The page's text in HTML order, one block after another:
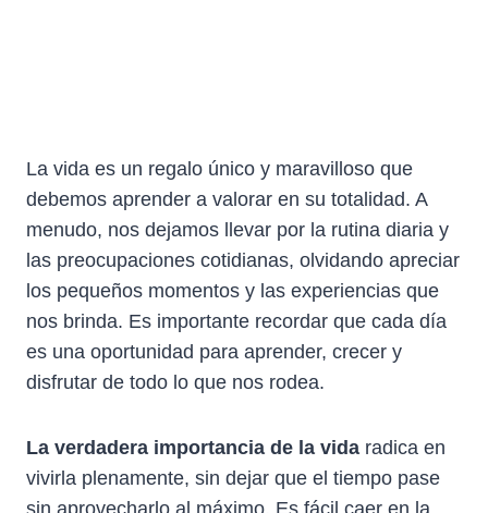
La vida es un regalo único y maravilloso que
debemos aprender a valorar en su totalidad. A
menudo, nos dejamos llevar por la rutina diaria y
las preocupaciones cotidianas, olvidando apreciar
los pequeños momentos y las experiencias que
nos brinda. Es importante recordar que cada día
es una oportunidad para aprender, crecer y
disfrutar de todo lo que nos rodea.
La verdadera importancia de la vida radica en
vivirla plenamente, sin dejar que el tiempo pase
sin aprovecharlo al máximo. Es fácil caer en la